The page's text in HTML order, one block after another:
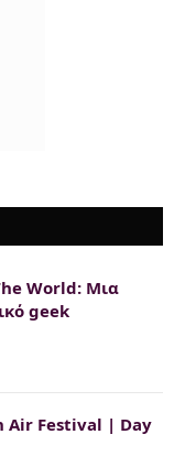
World: Μια
geek
Air Festival | Day